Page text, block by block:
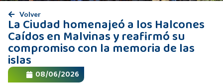
Volver
La Ciudad homenajeó a los Halcones
Caídos en Malvinas y reafirmó su
compromiso con la memoria de las
islas
08/06/2026